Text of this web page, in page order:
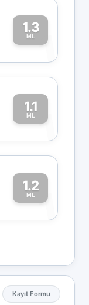
1.3
ML1
1.1
ML 1
1.2
ML 1
Kayıt Formu